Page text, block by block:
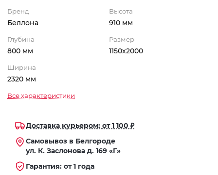
Бренд
Беллона
Высота
910 мм
Глубина
800 мм
Размер
1150х2000
Ширина
2320 мм
Все характеристики
Доставка курьером: от 1 100 ₽
Самовывоз в Белгороде
ул. К. Заслонова д. 169 «Г»
Гарантия: от 1 года